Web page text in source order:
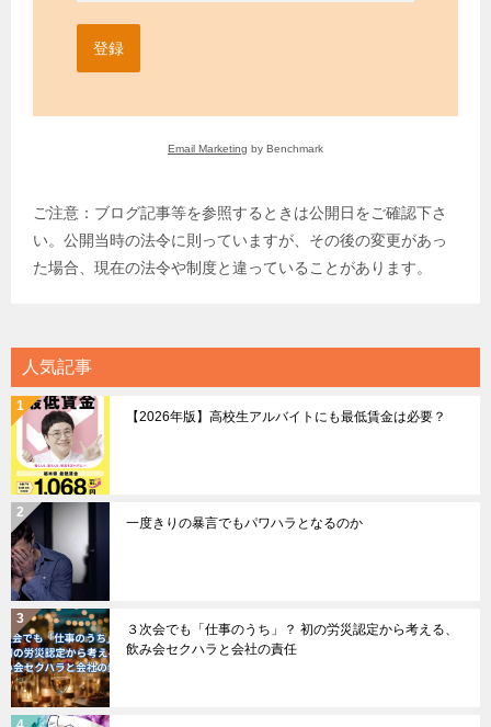
登録
Email Marketing by Benchmark
ご注意：ブログ記事等を参照するときは公開日をご確認下さ
い。公開当時の法令に則っていますが、その後の変更があっ
た場合、現在の法令や制度と違っていることがあります。
人気記事
【2026年版】高校生アルバイトにも最低賃金は必要？
一度きりの暴言でもパワハラとなるのか
３次会でも「仕事のうち」？ 初の労災認定から考える、
飲み会セクハラと会社の責任